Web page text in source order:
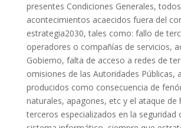
presentes Condiciones Generales,
acontecimientos acaecidos fuera del
estrategia2030, tales como: fallo de
operadores o compañías de servicios,
Gobierno, falta de acceso a redes de
omisiones de las Autoridades Públicas,
producidos como consecuencia de
naturales, apagones, etc y el ataque de
terceros especializados en la seguridad